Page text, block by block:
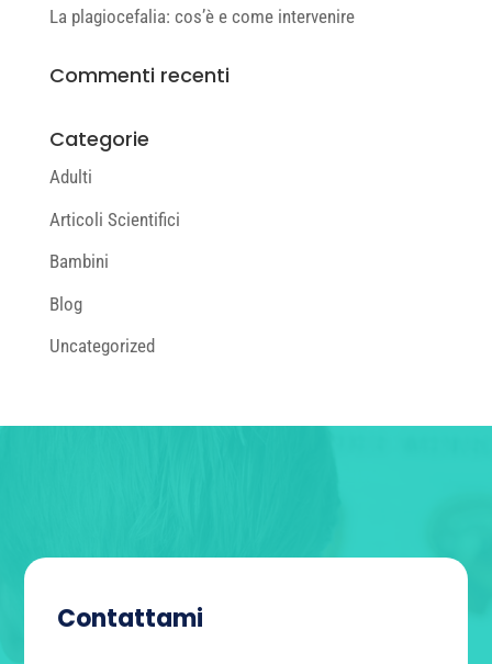
La plagiocefalia: cos’è e come intervenire
Commenti recenti
Categorie
Adulti
Articoli Scientifici
Bambini
Blog
Uncategorized
Contattami